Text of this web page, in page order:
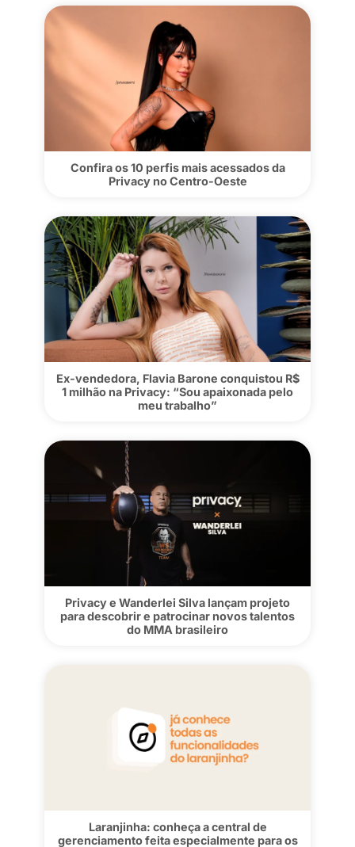
“O que antes era um hobby se tornou
principal fonte de renda”, conta Clara
sobre sua história com a Privacy
Confira os 10 perfis mais acessados
Privacy no Centro-Oeste
Ex-vendedora, Flavia Barone conquistou
1 milhão na Privacy: “Sou apaixonada